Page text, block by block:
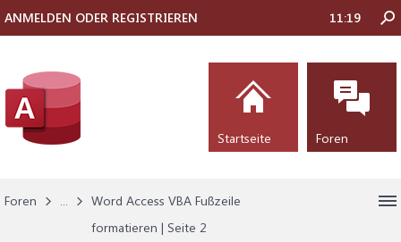
Foren ...
Word Access VBA Fußzeile
formatieren | Seite 2
ANMELDEN ODER REGISTRIEREN 11:19
Startseite Foren